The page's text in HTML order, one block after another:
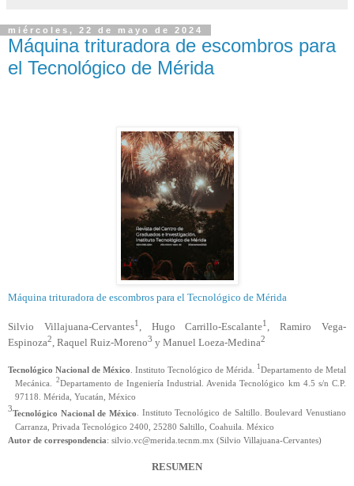
miércoles, 22 de mayo de 2024
Máquina trituradora de escombros para
el Tecnológico de Mérida
Máquina trituradora de escombros para el Tecnológico de Mérida
Silvio Villajuana-Cervantes1 , Hugo Carrillo-Escalante1
, Ramiro Vega-
Espinoza2, Raquel Ruiz-Moreno3 y Manuel Loeza-Medina2
Tecnológico Nacional de México. Instituto Tecnológico de Mérida. 1Departamento de Metal
Mecánica. 2Departamento de Ingeniería Industrial. Avenida Tecnológico km 4.5 s/n C.P.
97118. Mérida, Yucatán, México
3Tecnológico Nacional de México. Instituto Tecnológico de Saltillo. Boulevard Venustiano
Carranza, Privada Tecnológico 2400, 25280 Saltillo, Coahuila. México
Autor de correspondencia: silvio.vc@merida.tecnm.mx (Silvio Villajuana-Cervantes)
RESUMEN